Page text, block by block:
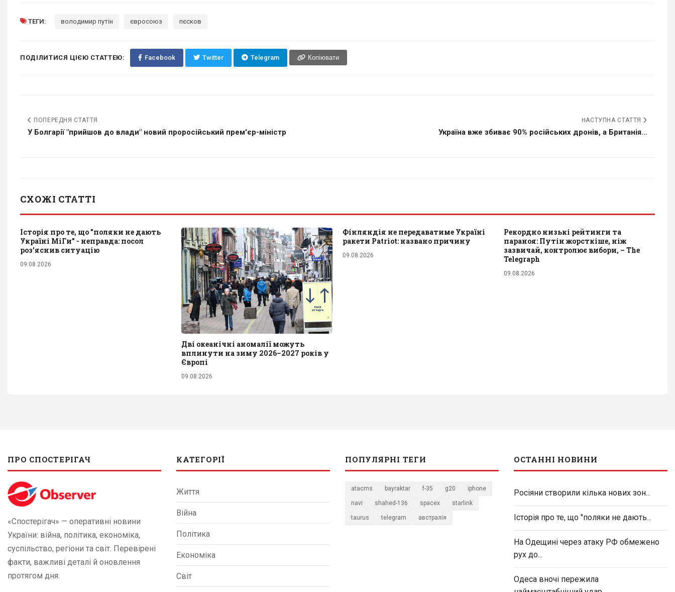
ТЕГИ: володимир путін євросоюз пєсков
ПОДІЛИТИСЯ ЦІЄЮ СТАТТЕЮ: Facebook Twitter Telegram Копіювати
ПОПЕРЕДНЯ СТАТТЯ
У Болгарії "прийшов до влади" новий проросійський прем'єр-міністр
НАСТУПНА СТАТТЯ
Україна вже збиває 90% російських дронів, а Британія...
СХОЖІ СТАТТІ
Історія про те, що "поляки не дають
Україні МіГи" - неправда: посол
роз’яснив ситуацію
09.08.2026
Дві океанічні аномалії можуть
вплинути на зиму 2026–2027 років у
Європі
09.08.2026
Фінляндія не передаватиме Україні
ракети Patriot: названо причину
09.08.2026
Рекордно низькі рейтинги та
параноя: Путін жорсткіше, ніж
зазвичай, контролює вибори, – The
Telegraph
09.08.2026
ПРО СПОСТЕРІГАЧ
«Спостерігач» — оперативні новини
України: війна, політика, економіка,
суспільство, регіони та світ. Перевірені
факти, важливі деталі й оновлення
протягом дня.
КАТЕГОРІЇ
Життя
Війна
Політика
Економіка
Світ
ПОПУЛЯРНІ ТЕГИ
atacms bayraktar f-35 g20 iphone
navi shahed-136 spacex starlink
taurus telegram австралія
ОСТАННІ НОВИНИ
Росіяни створили кілька нових зон...
Історія про те, що "поляки не дають...
На Одещині через атаку РФ обмежено
рух до...
Одеса вночі пережила